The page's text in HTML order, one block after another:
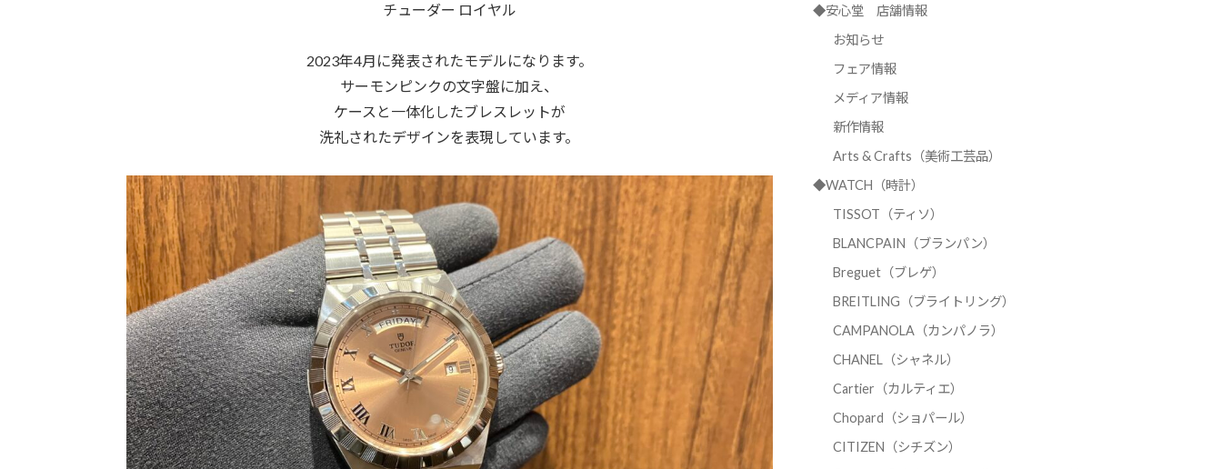
チューダー ロイヤル
2023年4月に発表されたモデルになります。
サーモンピンクの文字盤に加え、
ケースと一体化したブレスレットが
洗礼されたデザインを表現しています。
◆安心堂 店舗情報
お知らせ
フェア情報
メディア情報
新作情報
Arts & Crafts（美術工芸品）
◆WATCH（時計）
TISSOT（ティソ）
BLANCPAIN（ブランパン）
Breguet（ブレゲ）
BREITLING（ブライトリング）
CAMPANOLA（カンパノラ）
CHANEL（シャネル）
Cartier（カルティエ）
Chopard（ショパール）
CITIZEN（シチズン）